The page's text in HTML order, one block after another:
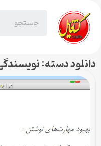
دانلود دسته: